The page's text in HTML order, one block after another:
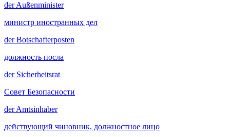
derAußenminister
министр иностранных дел
derBotschafterposten
должность посла
derSicherheitsrat
Совет Безопасности
derAmtsinhaber
действующий чиновник, должностное лицо